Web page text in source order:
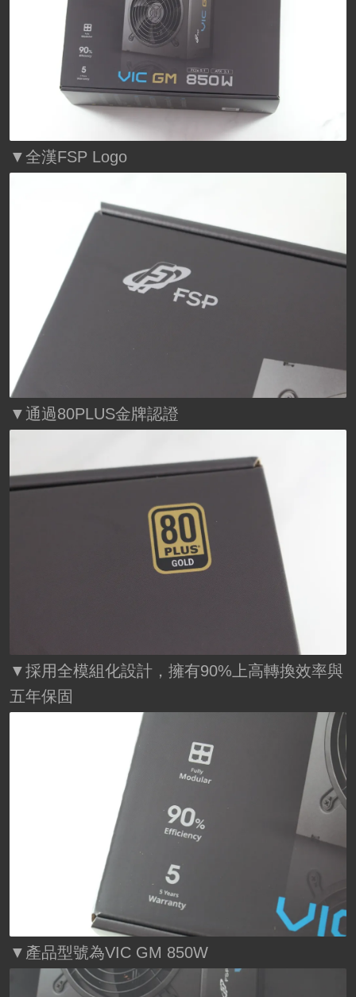
▼全漢FSP Logo
▼通過80PLUS金牌認證
▼採用全模組化設計，擁有90%上高轉換效率與
五年保固
▼產品型號為VIC GM 850W